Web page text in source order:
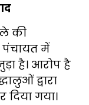
की
में
है। आरोप है
द्वारा
दिया गया।